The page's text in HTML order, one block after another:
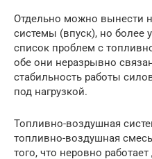
Отдельно можно вынести
системы (впуск), но более
список проблем с
обе они неразрывно
стабильность работы
под нагрузкой.
Топливно-воздушная
топливно-воздушная
того, что неровно